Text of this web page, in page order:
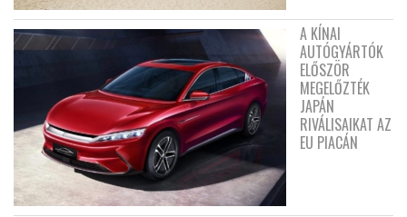
A KÍNAI
AUTÓGYÁRTÓK
ELŐSZÖR
MEGELŐZTÉK
JAPÁN
RIVÁLISAIKAT AZ
EU PIACÁN